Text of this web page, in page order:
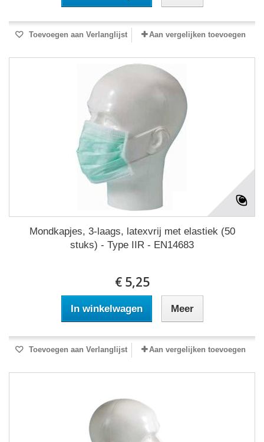
Toevoegen aan Verlanglijst Aan vergelijken toevoegen
Mondkapjes, 3-laags, latexvrij met elastiek (50
stuks) - Type IIR - EN14683
€ 5,25
In winkelwagen Meer
Toevoegen aan Verlanglijst Aan vergelijken toevoegen